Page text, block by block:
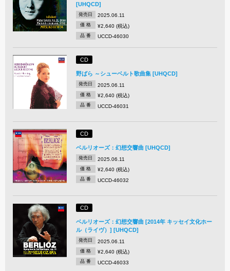
[UHQCD]
発売日 2025.06.11
価 格 ¥2,640 (税込)
品 番 UCCD-46030
CD
野ばら ～シューベルト歌曲集 [UHQCD]
発売日 2025.06.11
価 格 ¥2,640 (税込)
品 番 UCCD-46031
CD
ベルリオーズ：幻想交響曲 [UHQCD]
発売日 2025.06.11
価 格 ¥2,640 (税込)
品 番 UCCD-46032
CD
ベルリオーズ：幻想交響曲 [2014年 キッセイ文化ホー
ル（ライヴ）] [UHQCD]
発売日 2025.06.11
価 格 ¥2,640 (税込)
品 番 UCCD-46033